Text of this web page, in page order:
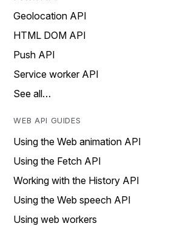
Geolocation API
HTML DOM API
Push API
Service worker API
See all…
WEB API GUIDES
Using the Web animation API
Using the Fetch API
Working with the History API
Using the Web speech API
Using web workers